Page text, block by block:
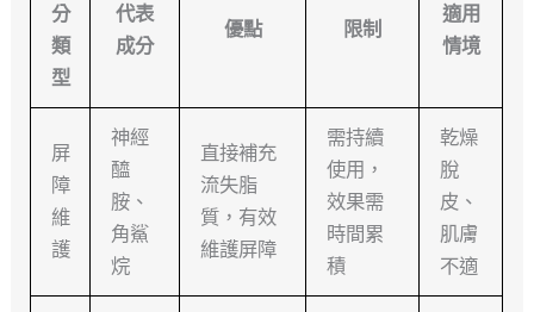
分
類
型
代表
成分
優點 限制
適用
情境
屏
障
維
護
神經
醯
胺、
角鯊
烷
直接補充
流失脂
質，有效
維護屏障
需持續
使用，
效果需
時間累
積
乾燥
脫
皮、
肌膚
不適